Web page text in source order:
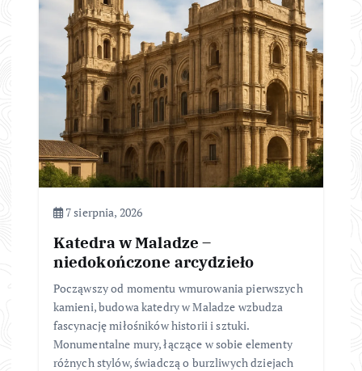
7 sierpnia, 2026
Katedra w Maladze –
niedokończone arcydzieło
Począwszy od momentu wmurowania pierwszych
kamieni, budowa katedry w Maladze wzbudza
fascynację miłośników historii i sztuki.
Monumentalne mury, łączące w sobie elementy
różnych stylów, świadczą o burzliwych dziejach